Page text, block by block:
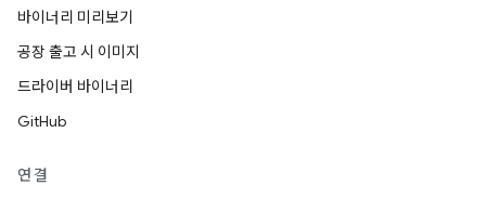
바이너리 미리보기
공장 출고 시 이미지
드라이버 바이너리
GitHub
연결